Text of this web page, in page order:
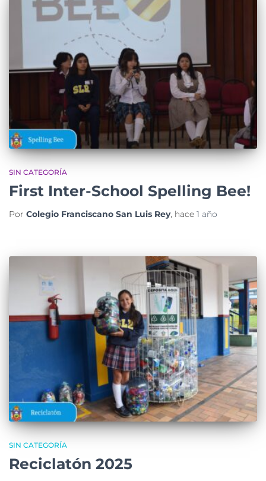
SIN CATEGORÍA
First Inter-School Spelling Bee!
Por Colegio Franciscano San Luis Rey, hace 1 año
SIN CATEGORÍA
Reciclatón 2025